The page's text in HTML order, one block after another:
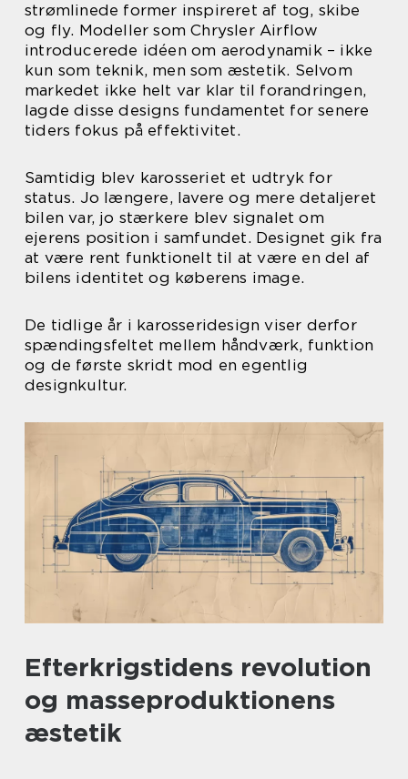
strømlinede former inspireret af tog, skibe
og fly. Modeller som Chrysler Airflow
introducerede idéen om aerodynamik – ikke
kun som teknik, men som æstetik. Selvom
markedet ikke helt var klar til forandringen,
lagde disse designs fundamentet for senere
tiders fokus på effektivitet.
Samtidig blev karosseriet et udtryk for
status. Jo længere, lavere og mere detaljeret
bilen var, jo stærkere blev signalet om
ejerens position i samfundet. Designet gik fra
at være rent funktionelt til at være en del af
bilens identitet og køberens image.
De tidlige år i karosseridesign viser derfor
spændingsfeltet mellem håndværk, funktion
og de første skridt mod en egentlig
designkultur.
Efterkrigstidens revolution
og masseproduktionens
æstetik